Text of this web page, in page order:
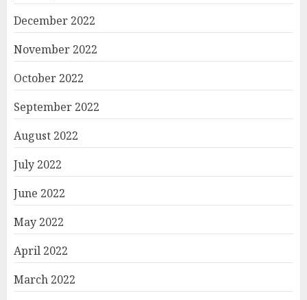
December 2022
November 2022
October 2022
September 2022
August 2022
July 2022
June 2022
May 2022
April 2022
March 2022